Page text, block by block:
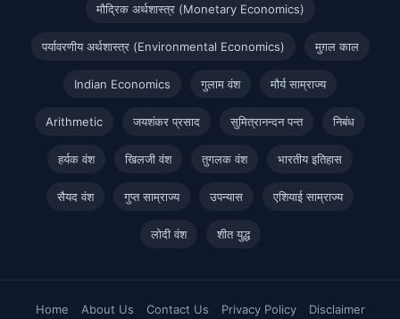
मौद्रिक अर्थशास्त्र (Monetary Economics)
पर्यावरणीय अर्थशास्त्र (Environmental Economics) मुग़ल काल
Indian Economics गुलाम वंश मौर्य साम्राज्य
Arithmetic जयशंकर प्रसाद सुमित्रानन्दन पन्त निबंध
हर्यक वंश खिलजी वंश तुगलक वंश भारतीय इतिहास
सैयद वंश गुप्त साम्राज्य उपन्यास एशियाई साम्राज्य
लोदी वंश शीत युद्ध
Home About Us Contact Us Privacy Policy
Disclaimer